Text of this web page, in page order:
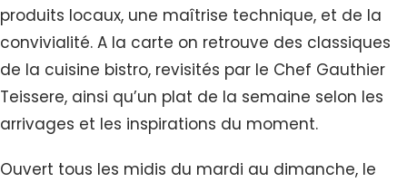
produits locaux, une maîtrise technique, et de la
convivialité. A la carte on retrouve des classiques
de la cuisine bistro, revisités par le Chef Gauthier
Teissere, ainsi qu’un plat de la semaine selon les
arrivages et les inspirations du moment.
Ouvert tous les midis du mardi au dimanche, le